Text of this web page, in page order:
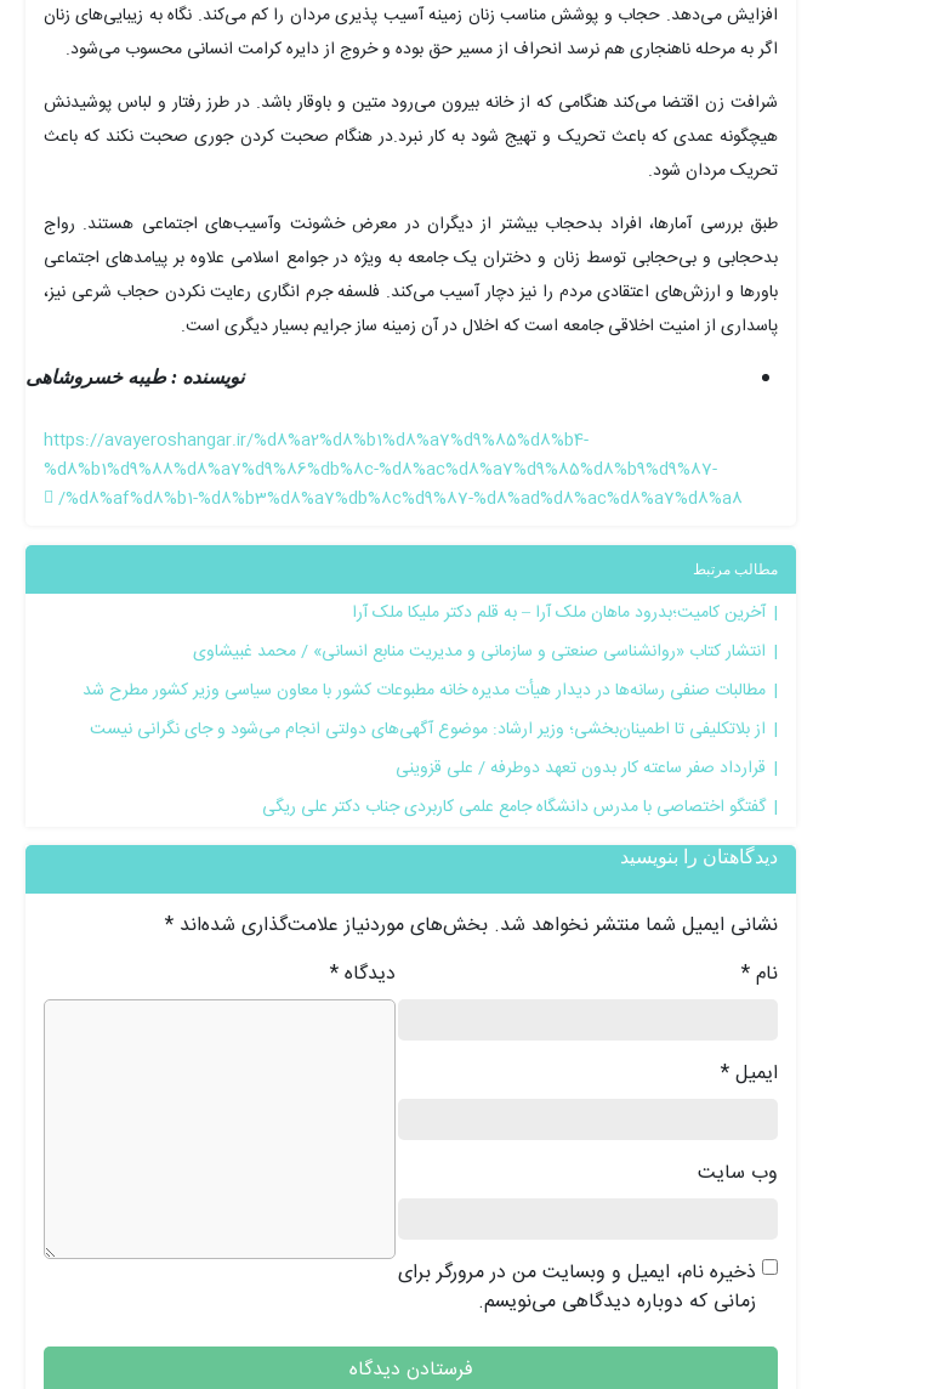
افزایش می‌دهد. حجاب و پوشش مناسب زنان زمینه آسیب پذیری مردان را کم می‌کند. نگاه به زیبایی‌های زنان
اگر به مرحله ناهنجاری هم نرسد انحراف از مسیر حق بوده و خروج از دایره کرامت انسانی محسوب می‌شود.
شرافت زن اقتضا می‌کند هنگامی که از خانه بیرون می‌رود متین و باوقار باشد. در طرز رفتار و لباس پوشیدنش
هیچگونه عمدی که باعث تحریک و تهیج شود به کار نبرد.در هنگام صحبت کردن جوری صحبت نکند که باعث
تحریک مردان شود.
طبق بررسی آمارها، افراد بدحجاب بیشتر از دیگران در معرض خشونت وآسیب‌های اجتماعی هستند. رواج
بدحجابی و بی‌حجابی توسط زنان و دختران یک جامعه به ویژه در جوامع اسلامی علاوه بر پیامدهای اجتماعی
باورها و ارزش‌های اعتقادی مردم را نیز دچار آسیب می‌کند. فلسفه جرم انگاری رعایت نکردن حجاب شرعی نیز،
پاسداری از امنیت اخلاقی جامعه است که اخلال در آن زمینه ساز جرایم بسیار دیگری است.
نویسنده : طیبه خسروشاهی
https://avayeroshangar.ir/%d8%a2%d8%b1%d8%a7%d9%85%d8%b4-
%d8%b1%d9%88%d8%a7%d9%86%db%8c-%d8%ac%d8%a7%d9%85%d8%b9%d9%87-
%d8%af%d8%b1-%d8%b3%d8%a7%db%8c%d9%87-%d8%ad%d8%ac%d8%a7%d8%a8/
مطالب مرتبط
آخرین کامیت؛بدرود ماهان ملک آرا – به قلم دکتر ملیکا ملک آرا
انتشار کتاب «روانشناسی صنعتی و سازمانی و مدیریت منابع انسانی» / محمد غبیشاوی
مطالبات صنفی رسانه‌ها در دیدار هیأت مدیره خانه مطبوعات کشور با معاون سیاسی وزیر کشور مطرح شد
از بلاتکلیفی تا اطمینان‌بخشی؛ وزیر ارشاد: موضوع آگهی‌های دولتی انجام می‌شود و جای نگرانی نیست
قرارداد صفر ساعته کار بدون تعهد دوطرفه / علی قزوینی
گفتگو اختصاصی با مدرس دانشگاه جامع علمی کاربردی جناب دکتر علی ریگی
دیدگاهتان را بنویسید
نشانی ایمیل شما منتشر نخواهد شد. بخش‌های موردنیاز علامت‌گذاری شده‌اند *
دیدگاه* نام*
ایمیل*
وب‌ سایت
ذخیره نام، ایمیل و وبسایت من در مرورگر برای
زمانی که دوباره دیدگاهی می‌نویسم.